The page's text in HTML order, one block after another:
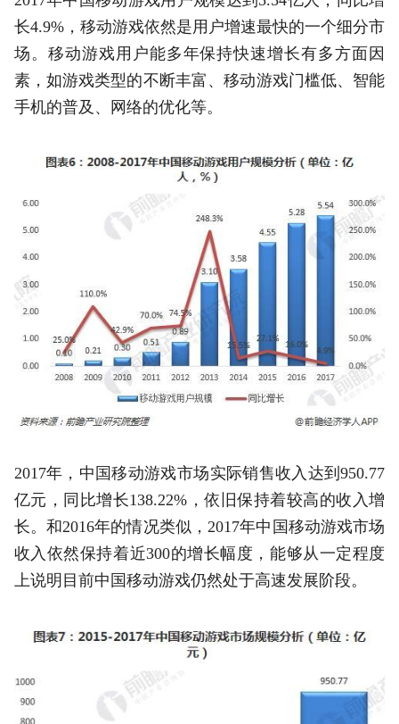
长4.9%，移动游戏依然是用户增速最快的一个细分市
场。移动游戏用户能多年保持快速增长有多方面因
素，如游戏类型的不断丰富、移动游戏门槛低、智能
手机的普及、网络的优化等。
2017年，中国移动游戏市场实际销售收入达到950.77
亿元，同比增长138.22%，依旧保持着较高的收入增
长。和2016年的情况类似，2017年中国移动游戏市场
收入依然保持着近300的增长幅度，能够从一定程度
上说明目前中国移动游戏仍然处于高速发展阶段。